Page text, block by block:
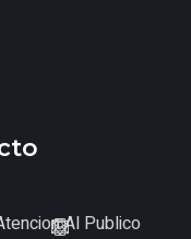
Al Publico